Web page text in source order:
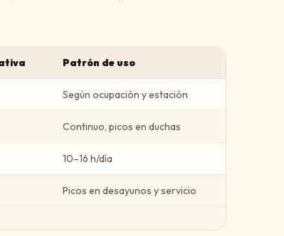
Patrón de uso
Según ocupación y estación
Continuo, picos en duchas
10–16 h/día
Picos en desayunos y servicio